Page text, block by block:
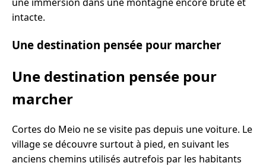
intacte.
Une destination pensée pour marcher
Une destination pensée pour
marcher
Cortes do Meio ne se visite pas depuis une voiture. Le
village se découvre surtout à pied, en suivant les
anciens chemins utilisés autrefois par les habitants